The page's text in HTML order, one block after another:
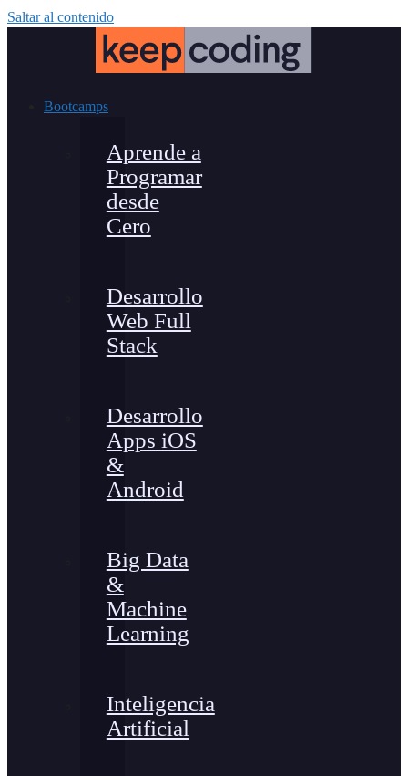
Saltar al contenido
Bootcamps
Aprende a
Programar
desde
Cero
Desarrollo
Web Full
Stack
Desarrollo
Apps iOS
&
Android
Big Data
&
Machine
Learning
Inteligencia
Artificial